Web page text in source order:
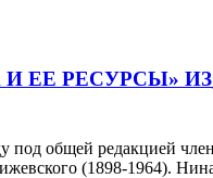
ЕЕ РЕСУРСЫ»
под общей редакцией
(1898-1964).